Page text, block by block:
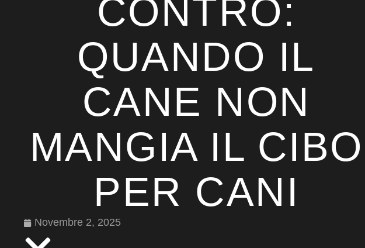
CONTRO:
QUANDO IL
CANE NON
MANGIA IL CIBO
PER CANI
Novembre 2, 2025